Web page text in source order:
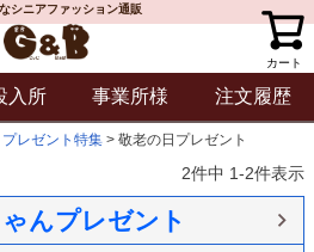
シニアファッション通販
カート
入所 事業所様 注文履歴
レゼント特集 敬老の日プレゼント
2件中 1-2件表示
んプレゼント